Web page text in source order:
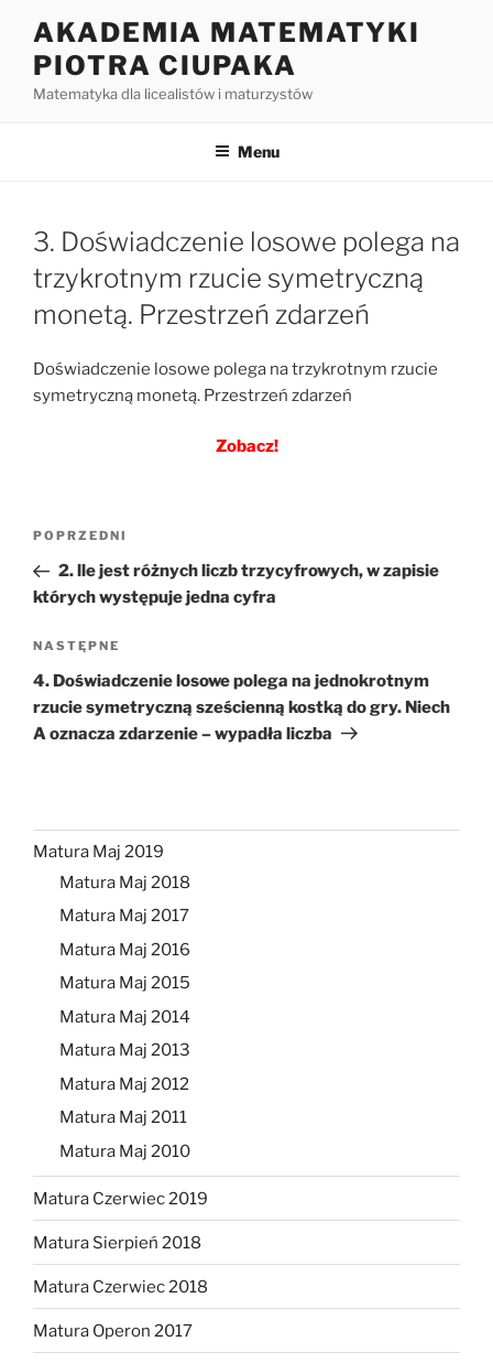
treści
AKADEMIA MATEMATYKI
PIOTRA CIUPAKA
Matematyka dla licealistów i maturzystów
Menu
3. Doświadczenie losowe polega na
trzykrotnym rzucie symetryczną
monetą. Przestrzeń zdarzeń
Doświadczenie losowe polega na trzykrotnym rzucie
symetryczną monetą. Przestrzeń zdarzeń
Zobacz!
Nawigacja
Poprzedni
wpis
POPRZEDNI
2. lle jest różnych liczb trzycyfrowych, w zapisie
których występuje jedna cyfra
Następny
wpis
NASTĘPNE
4. Doświadczenie losowe polega na jednokrotnym
rzucie symetryczną sześcienną kostką do gry. Niech
A oznacza zdarzenie – wypadła liczba
Matura Maj 2019
Matura Maj 2018
Matura Maj 2017
Matura Maj 2016
Matura Maj 2015
Matura Maj 2014
Matura Maj 2013
Matura Maj 2012
Matura Maj 2011
Matura Maj 2010
Matura Czerwiec 2019
Matura Sierpień 2018
Matura Czerwiec 2018
Matura Operon 2017